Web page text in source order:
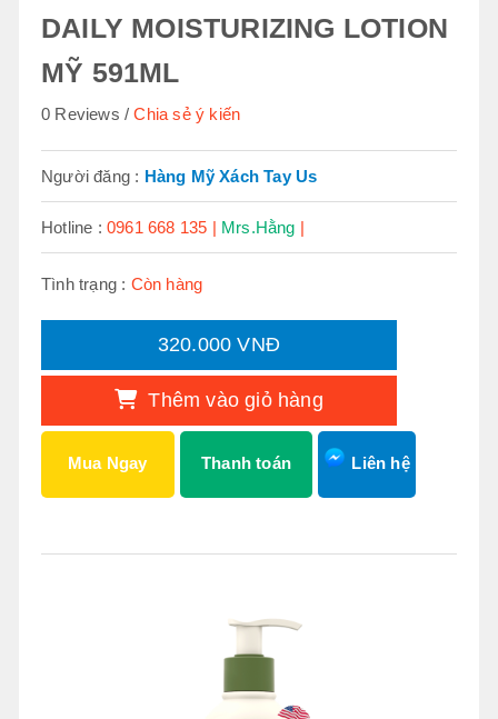
DAILY MOISTURIZING LOTION
MỸ 591ML
0 Reviews Chia sẻ ý kiến
Người đăng : Hàng Mỹ Xách Tay Us
Hotline :0961 668 135 | Mrs.Hằng |
Tình trạng : Còn hàng
320.000 VNĐ
Thêm vào giỏ hàng
Mua Ngay Thanh toán Liên hệ